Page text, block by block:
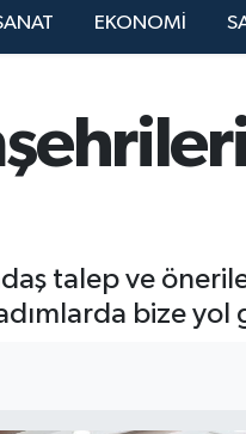
EKONOMİ
talep ve
bize